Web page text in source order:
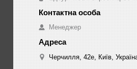
Менеджер
Черчилля, 42е, Київ,